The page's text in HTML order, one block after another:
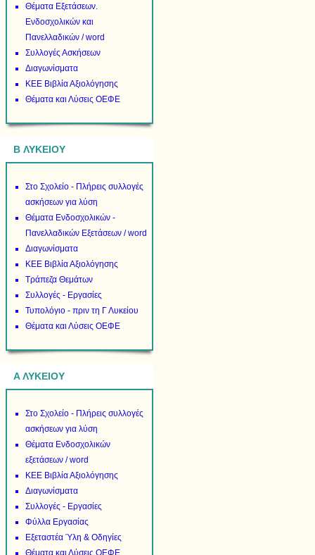
Θέματα Εξετάσεων.
Ενδοσχολικών και
Πανελλαδικών / word
Συλλογές Ασκήσεων
Διαγωνίσματα
ΚΕΕ Βιβλία Αξιολόγησης
Θέματα και Λύσεις ΟΕΦΕ
B ΛΥΚΕΙΟΥ
Στο Σχολείο - Πλήρεις συλλογές
ασκήσεων για λύση
Θέματα Ενδοσχολικών -
Πανελλαδικών Εξετάσεων / word
Διαγωνίσματα
ΚΕΕ Βιβλία Αξιολόγησης
Τράπεζα Θεμάτων
Συλλογές - Εργασίες
Τυπολόγιο - πριν τη Γ Λυκείου
Θέματα και Λύσεις ΟΕΦΕ
Α ΛΥΚΕΙΟΥ
Στο Σχολείο - Πλήρεις συλλογές
ασκήσεων για λύση
Θέματα Ενδοσχολικών
εξετάσεων / word
ΚΕΕ Βιβλία Αξιολόγησης
Διαγωνίσματα
Συλλογές - Εργασίες
Φύλλα Εργασίας
Εξεταστέα Ύλη & Οδηγίες
Θέματα και Λύσεις ΟΕΦΕ